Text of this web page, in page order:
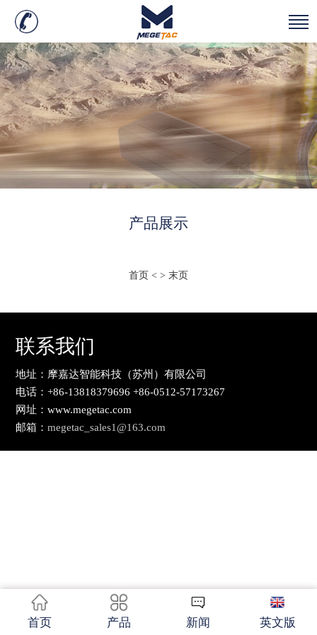
产品展示
首页 < > 末页
联系我们
地址：摩嘉达智能科技（苏州）有限公司
电话：+86-13818379696 +86-0512-57173267
网址：www.megetac.com
邮箱：megetac_sales1@163.com
首页 产品 新闻 英文版